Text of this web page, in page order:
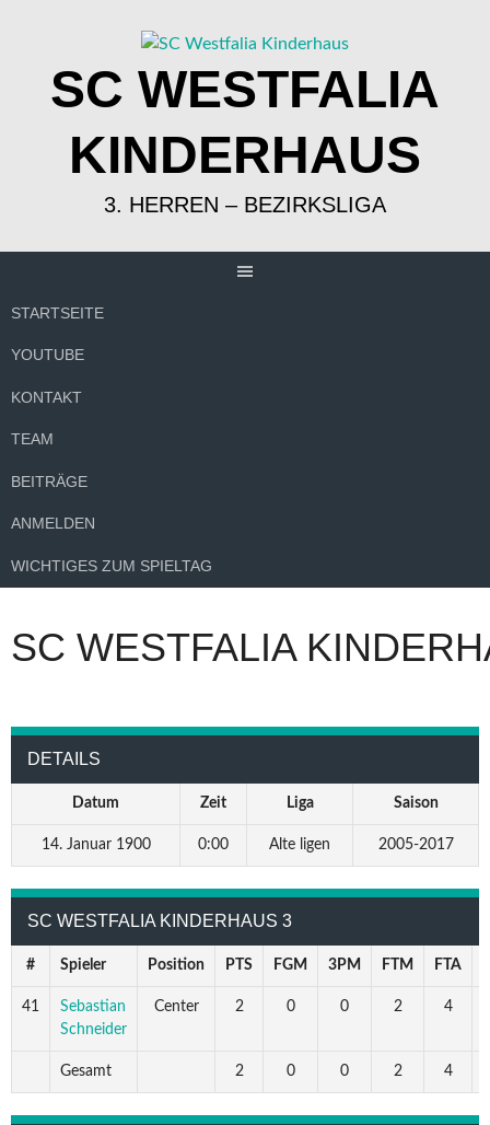
SC WESTFALIA
KINDERHAUS
3. HERREN – BEZIRKSLIGA
STARTSEITE
YOUTUBE
KONTAKT
TEAM
BEITRÄGE
ANMELDEN
WICHTIGES ZUM SPIELTAG
SC WESTFALIA
DETAILS
Datum Zeit Liga Saison
14. Januar 1900 0:00 Alte ligen 2005-2017
SC WESTFALIA KINDERHAUS 3
# Spieler Position PTS FGM 3PM FTM FTA
41
Sebastian
Schneider
Center 2 0 0 2 4
Gesamt 2 0 0 2 4